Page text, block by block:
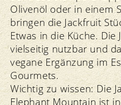
Olivenöl oder in einem
bringen die Jackfruit
Etwas in die Küche.
vielseitig nutzbar und
vegane Ergänzung im
Gourmets.
Wichtig zu wissen: Die
Elephant Mountain ist